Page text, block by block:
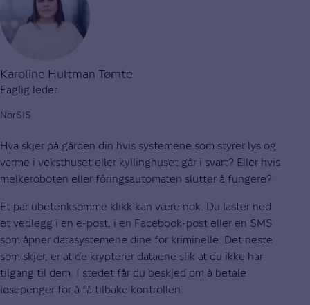
Karoline Hultman Tømte
Faglig leder
NorSIS
Hva skjer på gården din hvis systemene som styrer lys og
varme i veksthuset eller kyllinghuset går i svart? Eller hvis
melkeroboten eller fôringsautomaten slutter å fungere?
Et par ubetenksomme klikk kan være nok. Du laster ned
et vedlegg i en e-post, i en Facebook-post eller en SMS
som åpner datasystemene dine for kriminelle. Det neste
som skjer, er at de krypterer dataene slik at du ikke har
tilgang til dem. I stedet får du beskjed om å betale
løsepenger for å få tilbake kontrollen.